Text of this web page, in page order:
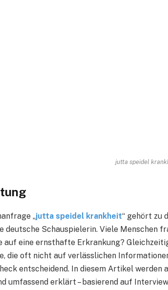
jutta speidel
„jutta speidel krankheit“ gehört zu
deutsche Schauspielerin. Viele Menschen
auf eine ernsthafte Erkrankung?
die oft nicht auf verlässlichen
entscheidend. In diesem Artikel
umfassend erklärt – basierend auf